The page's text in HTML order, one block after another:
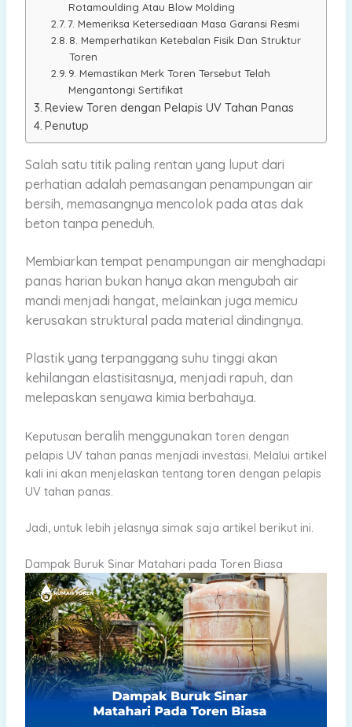
Rotamoulding Atau Blow Molding
7. Memeriksa Ketersediaan Masa Garansi Resmi
8. Memperhatikan Ketebalan Fisik Dan Struktur
Toren
9. Memastikan Merk Toren Tersebut Telah
Mengantongi Sertifikat
Review Toren dengan Pelapis UV Tahan Panas
Penutup
Salah satu titik paling rentan yang luput dari
perhatian adalah pemasangan penampungan air
bersih, memasangnya mencolok pada atas dak
beton tanpa peneduh.
Membiarkan tempat penampungan air menghadapi
panas harian bukan hanya akan mengubah air
mandi menjadi hangat, melainkan juga memicu
kerusakan struktural pada material dindingnya.
Plastik yang terpanggang suhu tinggi akan
kehilangan elastisitasnya, menjadi rapuh, dan
melepaskan senyawa kimia berbahaya.
Keputusan beralih menggunakan toren dengan
pelapis UV tahan panas menjadi investasi. Melalui artikel
kali ini akan menjelaskan tentang toren dengan pelapis
UV tahan panas.
Jadi, untuk lebih jelasnya simak saja artikel berikut ini.
Dampak Buruk Sinar Matahari pada Toren Biasa